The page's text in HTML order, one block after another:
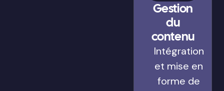
Gestion
du
contenu
Intégration
et mise en
forme de